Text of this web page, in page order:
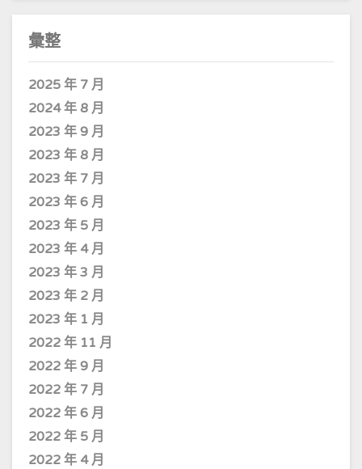
彙整
2025 年 7 月
2024 年 8 月
2023 年 9 月
2023 年 8 月
2023 年 7 月
2023 年 6 月
2023 年 5 月
2023 年 4 月
2023 年 3 月
2023 年 2 月
2023 年 1 月
2022 年 11 月
2022 年 9 月
2022 年 7 月
2022 年 6 月
2022 年 5 月
2022 年 4 月